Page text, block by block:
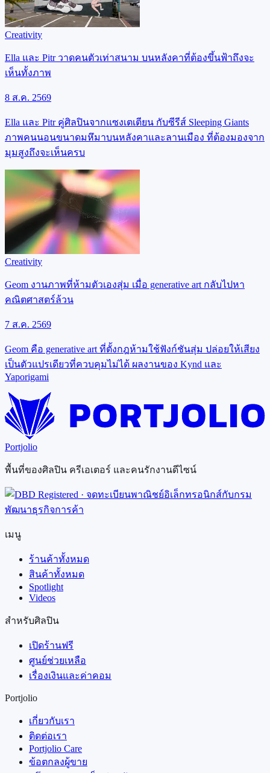
Creativity
Ella และ Pitr วาดคนตัวเท่าสนาม บนหลังคาที่ต้องขึ้นฟ้าถึงจะ
เห็นทั้งภาพ
8 ส.ค. 2569
Ella และ Pitr คู่ศิลปินจากแซงเตเตียน กับซีรีส์ Sleeping Giants
ภาพคนนอนขนาดมหึมาบนหลังคาและลานเมือง ที่ต้องมองจาก
มุมสูงถึงจะเห็นครบ
Creativity
Geom งานภาพที่ห้ามตัวเองสุ่ม เมื่อ generative art กลับไปหา
คณิตศาสตร์ล้วน
7 ส.ค. 2569
Geom คือ generative art ที่ตั้งกฎห้ามใช้ฟังก์ชันสุ่ม ปล่อยให้เสียง
เป็นตัวแปรเดียวที่ควบคุมไม่ได้ ผลงานของ Kynd และ
Yaporigami
Portjolio
พื้นที่ของศิลปิน ครีเอเตอร์ และคนรักงานดีไซน์
เมนู
ร้านค้าทั้งหมด
สินค้าทั้งหมด
Spotlight
Videos
สำหรับศิลปิน
เปิดร้านฟรี
ศูนย์ช่วยเหลือ
เรื่องเงินและค่าคอม
Portjolio
เกี่ยวกับเรา
ติดต่อเรา
Portjolio Care
ข้อตกลงผู้ขาย